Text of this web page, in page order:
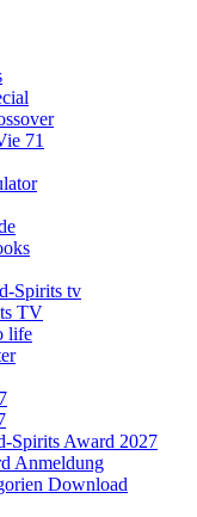
71
Spirits tv
TV
life
Spirits Award 2027
Anmeldung
Download